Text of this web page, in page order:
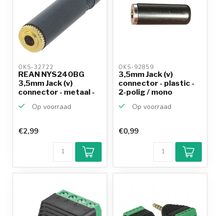
OKS-32722
REAN NYS240BG
3,5mm Jack (v)
connector - metaal -
Op voorraad
€2,99
OKS-92859
3,5mm Jack (v)
connector - plastic -
2-polig / mono
Op voorraad
€0,99